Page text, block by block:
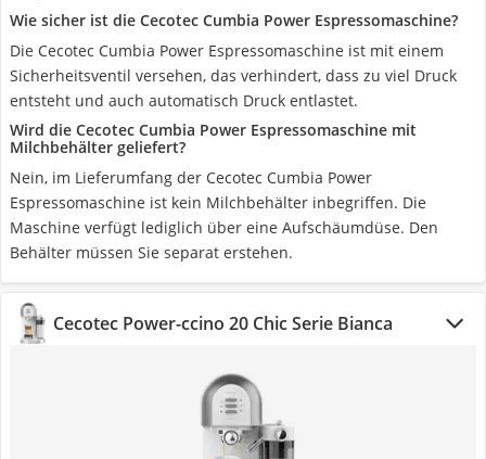
Wie sicher ist die Cecotec Cumbia Power Espressomaschine?
Die Cecotec Cumbia Power Espressomaschine ist mit einem
Sicherheitsventil versehen, das verhindert, dass zu viel Druck
entsteht und auch automatisch Druck entlastet.
Wird die Cecotec Cumbia Power Espressomaschine mit
Milchbehälter geliefert?
Nein, im Lieferumfang der Cecotec Cumbia Power
Espressomaschine ist kein Milchbehälter inbegriffen. Die
Maschine verfügt lediglich über eine Aufschäumdüse. Den
Behälter müssen Sie separat erstehen.
Cecotec Power-ccino 20 Chic Serie Bianca